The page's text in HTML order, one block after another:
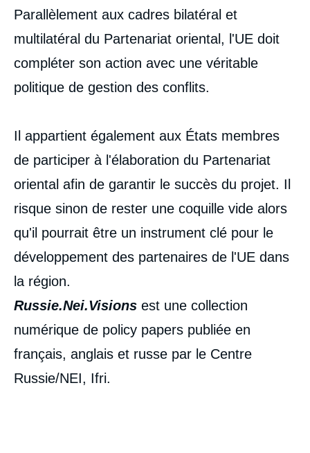
Parallèlement aux cadres bilatéral et
multilatéral du Partenariat oriental, l'UE doit
compléter son action avec une véritable
politique de gestion des conflits.
Il appartient également aux États membres
de participer à l'élaboration du Partenariat
oriental afin de garantir le succès du projet. Il
risque sinon de rester une coquille vide alors
qu'il pourrait être un instrument clé pour le
développement des partenaires de l'UE dans
la région.
Russie.Nei.Visions est une collection
numérique de policy papers publiée en
français, anglais et russe par le Centre
Russie/NEI, Ifri.